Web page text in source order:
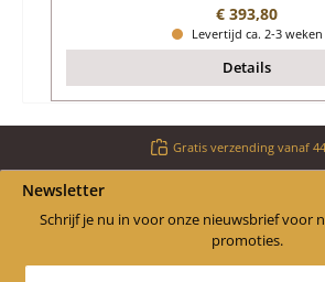
Normale prijs:
€ 393,80
Levertijd ca. 2-3 weken
Details
Gratis verzending vanaf
Newsletter
Schrijf je nu in voor onze nieuwsbrief voor
promoties.